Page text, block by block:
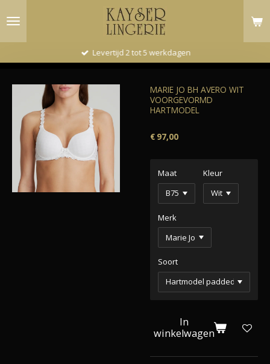
direct
Levertijd 2 tot 5 werkdagen
MARIE JO BH AVERO WIT
VOORGEVORMD
HARTMODEL
€ 97,00
Maat Kleur
Merk
Soort
In
winkelwagen